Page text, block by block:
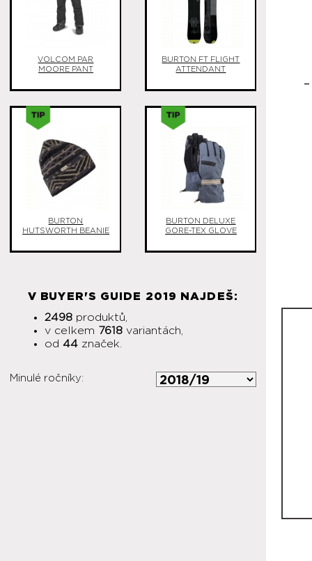
VOLCOM PAR
MOORE PANT
BURTON FT FLIGHT
ATTENDANT
BURTON
HUTSWORTH BEANIE
BURTON DELUXE
GORE-TEX GLOVE
V BUYER'S GUIDE 2019 NAJDEŠ:
2498 produktů,
v celkem 7618 variantách,
od 44 značek.
Minulé ročníky: